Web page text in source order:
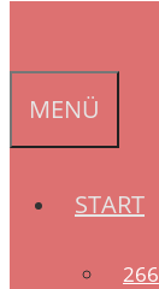
MENÜ
START
266